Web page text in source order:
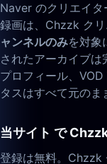
Naver のクリエイタ
録画は、Chzzk ク
ャンネルのみを対象
されたアーカイブ
プロフィール、
タスはすべて元のま
当サイト で
登録は無料。Chzzk